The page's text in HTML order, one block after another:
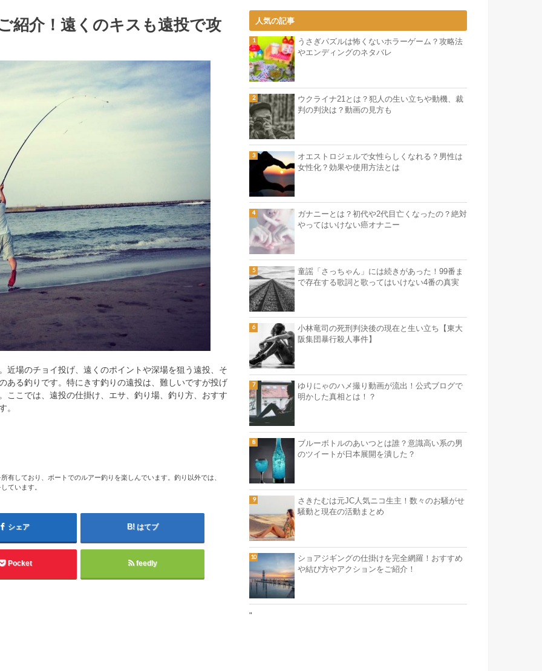
紹介！遠くのキスも遠投で攻
近場のチョイ投げ、遠くのポイントや深場を狙う遠投、そ
ある釣りです。特にきす釣りの遠投は、難しいですが投げ
ここでは、遠投の仕掛け、エサ、釣り場、釣り方、おすす
。
有しており、ボートでのルアー釣りを楽しんでいます。釣り以外では、
ています。
シェア はてブ
Pocket feedly
人気の記事
うさぎパズルは怖くないホラーゲーム？攻略法
やエンディングのネタバレ
ウクライナ21とは？犯人の生い立ちや動機、裁
判の判決は？動画の見方も
オエストロジェルで女性らしくなれる？男性は
女性化？効果や使用方法とは
ガナニーとは？初代や2代目亡くなったの？絶対
やってはいけない癌オナニー
童謡「さっちゃん」には続きがあった！99番ま
で存在する歌詞と歌ってはいけない4番の真実
小林竜司の死刑判決後の現在と生い立ち【東大
阪集団暴行殺人事件】
ゆりにゃのハメ撮り動画が流出！公式ブログで
明かした真相とは！？
ブルーボトルのあいつとは誰？意識高い系の男
のツイートが日本展開を潰した？
さきたむは元JC人気ニコ生主！数々のお騒がせ
騒動と現在の活動まとめ
ショアジギングの仕掛けを完全網羅！おすすめ
や結び方やアクションをご紹介！
"